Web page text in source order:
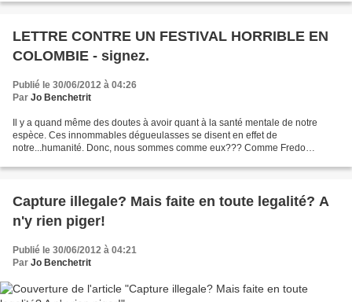
LETTRE CONTRE UN FESTIVAL HORRIBLE EN
COLOMBIE - signez.
Publié le 30/06/2012 à 04:26
Par Jo Benchetrit
Il y a quand même des doutes à avoir quant à la santé mentale de notre
espèce. Ces innommables dégueulasses se disent en effet de
notre...humanité. Donc, nous sommes comme eux??? Comme Fredo
Capture illegale? Mais faite en toute legalité? A
n'y rien piger!
Publié le 30/06/2012 à 04:21
Par Jo Benchetrit